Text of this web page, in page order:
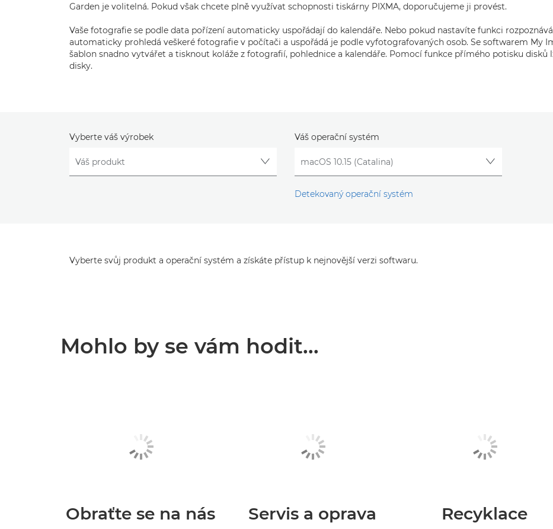
Garden je volitelná. Pokud však chcete plně využívat schopnosti tiskárny PIXMA, doporučujeme ji provést.
Vaše fotografie se podle data pořízení automaticky uspořádají do kalendáře. Nebo pokud nastavíte funkci
automaticky prohledá veškeré fotografie v počítači a uspořádá je podle vyfotografovaných osob. Se softwarem My
šablon snadno vytvářet a tisknout koláže z fotografií, pohlednice a kalendáře. Pomocí funkce přímého potisku
disky.
Vyberte váš výrobek Váš operační systém
Detekovaný operační systém
Vyberte svůj produkt a operační systém a získáte přístup k nejnovější verzi softwaru.
Mohlo by se vám hodit...
Obraťte se na nás Servis a oprava Recyklace